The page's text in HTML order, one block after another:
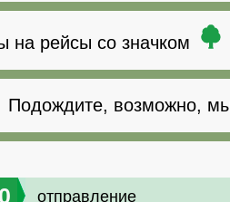
на рейсы со значком
Подождите, возможно,
отправление